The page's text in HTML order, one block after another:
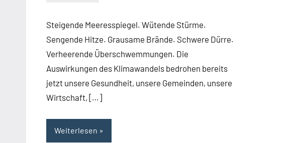
Steigende Meeresspiegel. Wütende Stürme.
Sengende Hitze. Grausame Brände. Schwere Dürre.
Verheerende Überschwemmungen. Die
Auswirkungen des Klimawandels bedrohen bereits
jetzt unsere Gesundheit, unsere Gemeinden, unsere
Wirtschaft, […]
Weiterlesen